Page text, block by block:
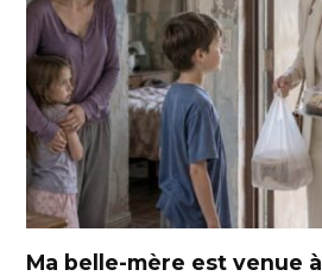
Ma belle-mère est venue à